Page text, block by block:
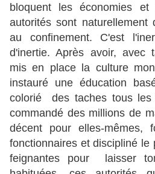
bloquent les économies
autorités sont naturellement
au confinement. C'est
d'inertie. Après avoir, avec
mis en place la culture
instauré une éducation
colorié des taches tous les
commandé des millions de
décent pour elles-mêmes,
fonctionnaires et discipliné le
feignantes pour laisser